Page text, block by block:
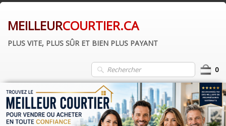
MEILLEURCOURTIER.CA
PLUS VITE, PLUS SÛR ET BIEN PLUS PAYANT
0